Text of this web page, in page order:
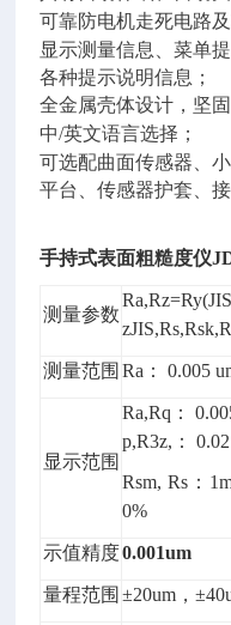
可靠防电机走死电路
显示测量信息、菜单
各种提示说明信息；
全金属壳体设计，坚
中/英文语言选择；
可选配曲面传感器、
平台、传感器护套、接
手持式表面粗糙度仪
测量参数
测量范围 Ra： 0.005
显示范围
Ra,Rq：
p,R3z,：
Rsm, Rs：
0%
示值精度0.001um
量程范围 ±20um，